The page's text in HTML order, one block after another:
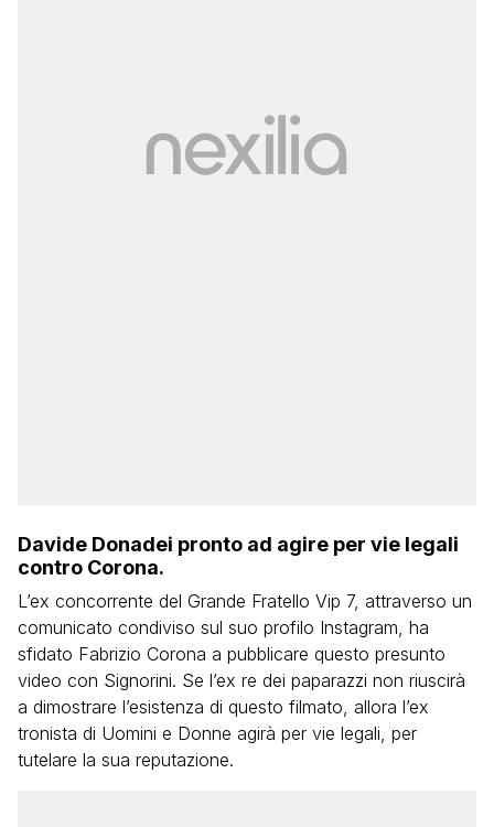
Davide Donadei pronto ad agire per vie legali
contro Corona.
L’ex concorrente del Grande Fratello Vip 7, attraverso un
comunicato condiviso sul suo profilo Instagram, ha
sfidato Fabrizio Corona a pubblicare questo presunto
video con Signorini. Se l’ex re dei paparazzi non riuscirà
a dimostrare l’esistenza di questo filmato, allora l’ex
tronista di Uomini e Donne agirà per vie legali, per
tutelare la sua reputazione.